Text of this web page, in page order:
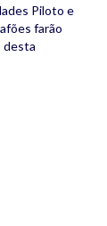
Piloto e
farão
desta